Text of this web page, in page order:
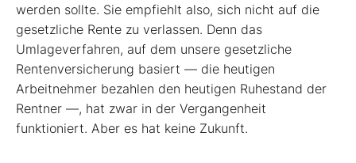
werden sollte. Sie empfiehlt also, sich nicht auf die
gesetzliche Rente zu verlassen. Denn das
Umlageverfahren, auf dem unsere gesetzliche
Rentenversicherung basiert — die heutigen
Arbeitnehmer bezahlen den heutigen Ruhestand der
Rentner —, hat zwar in der Vergangenheit
funktioniert. Aber es hat keine Zukunft.